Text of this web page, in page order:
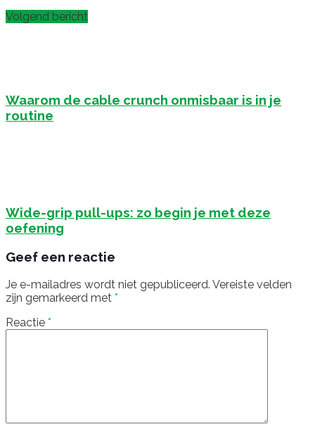
Volgend bericht
Waarom de cable crunch onmisbaar is in je
routine
Wide-grip pull-ups: zo begin je met deze
oefening
Geef een reactie
Je e-mailadres wordt niet gepubliceerd. Vereiste velden
zijn gemarkeerd met *
Reactie *